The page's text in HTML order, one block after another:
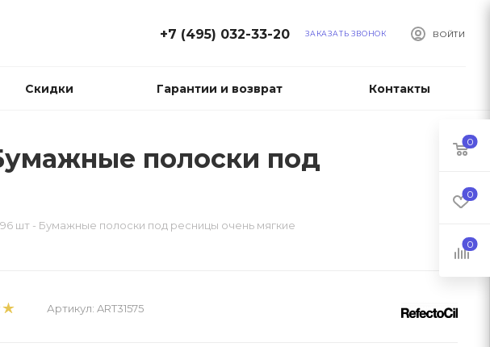
ВОЙТИ
+7 (495) 032-33-20 ЗАКАЗАТЬ ЗВОНОК
Скидки Гарантии и возврат Контакты
полоски под
шт - Бумажные полоски под ресницы очень мягкие
Артикул: ART31575
0
0
0